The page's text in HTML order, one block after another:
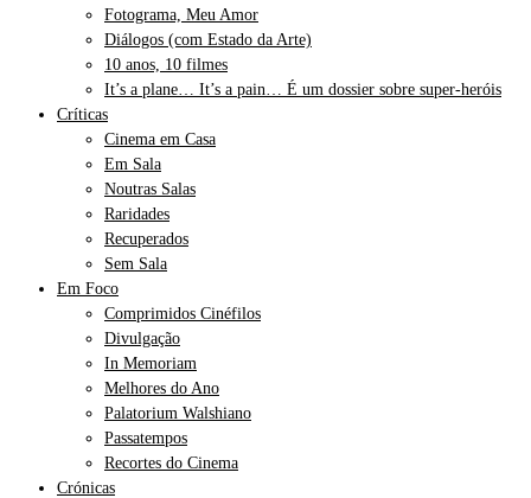
Fotograma, Meu Amor
Diálogos (com Estado da Arte)
10 anos, 10 filmes
It’s a plane… It’s a pain… É um dossier sobre super-heróis
Críticas
Cinema em Casa
Em Sala
Noutras Salas
Raridades
Recuperados
Sem Sala
Em Foco
Comprimidos Cinéfilos
Divulgação
In Memoriam
Melhores do Ano
Palatorium Walshiano
Passatempos
Recortes do Cinema
Crónicas